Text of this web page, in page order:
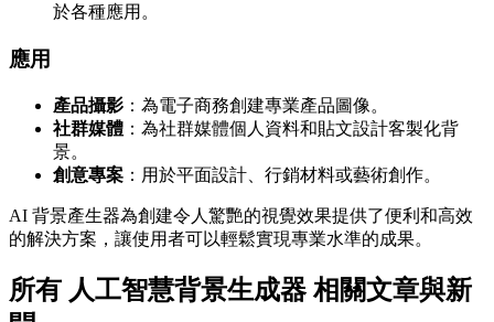
於各種應用。
應用
產品攝影 ：為電子商務創建專業產品圖像。
社群媒體 ：為社群媒體個人資料和貼文設計客製化背
景。
創意專案 ：用於平面設計、行銷材料或藝術創作。
AI 背景產生器為創建令人驚艷的視覺效果提供了便利和高效
的解決方案，讓使用者可以輕鬆實現專業水準的成果。
所有 人工智慧背景生成器 相關文章與新